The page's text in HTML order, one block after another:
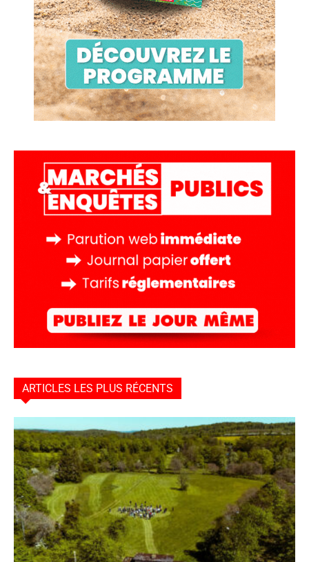
ARTICLES LES PLUS RÉCENTS